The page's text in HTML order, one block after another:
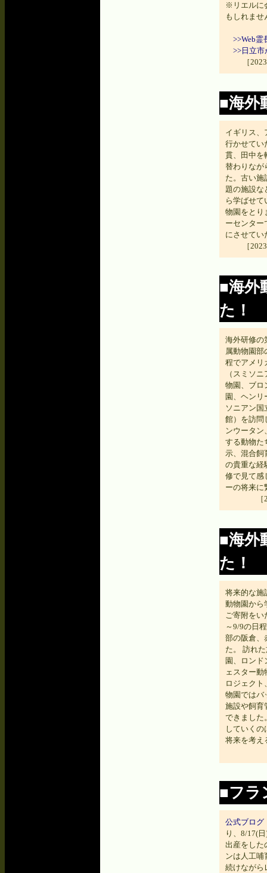
※リエルに
もしれま
>>Web
>>日立
［
■海外
イギリス、
行かせてい
貫、田中を
替わりなが
た。古い施
題の施設な
ら学ばせ
物園をとり
ーセンター
にさせてい
［
■海外
た！
海外研修の
属動物園部
程でアメリ
（スミソ
物園、ブロ
園、ヘンリ
ソニアン
館）を訪問
ンウータン
する動物た
示、混合飼
の貴重な経
修で見て感
ーの将来に
■海外
た！
将来的な施
動物園から
ご寄附をい
～9/9の日
部の阪倉、
た。 訪れ
園、ロンド
ェスター
ロジェク
物園ではバ
施設や飼育
できました
していく
将来を考え
■フラ
公式ブログ
り、8/17(
出産をした
ンは人工哺
続けながら